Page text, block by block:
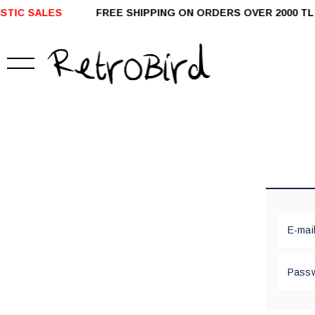
SALESFREE SHIPPING ON ORDERS OVER 2000
E-mail